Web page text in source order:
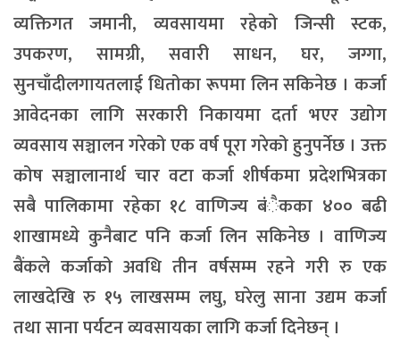
व्यक्तिगत जमानी, व्यवसायमा रहेको जिन्सी स्टक,
उपकरण, सामग्री, सवारी साधन, घर, जग्गा,
सुनचाँदीलगायतलाई धितोका रूपमा लिन सकिनेछ । कर्जा
आवेदनका लागि सरकारी निकायमा दर्ता भएर उद्योग
व्यवसाय सञ्चालन गरेको एक वर्ष पूरा गरेको हुनुपर्नेछ । उक्त
कोष सञ्चालानार्थ चार वटा कर्जा शीर्षकमा प्रदेशभित्रका
सबै पालिकामा रहेका १८ वाणिज्य बंैकका ४०० बढी
शाखामध्ये कुनैबाट पनि कर्जा लिन सकिनेछ । वाणिज्य
बैंकले कर्जाको अवधि तीन वर्षसम्म रहने गरी रु एक
लाखदेखि रु १५ लाखसम्म लघु, घरेलु साना उद्यम कर्जा
तथा साना पर्यटन व्यवसायका लागि कर्जा दिनेछन् ।